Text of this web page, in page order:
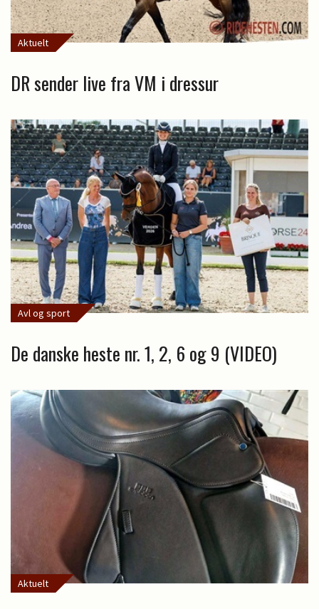
Aktuelt
DR sender live fra VM i dressur
Avl og sport
De danske heste nr. 1, 2, 6 og 9 (VIDEO)
Aktuelt